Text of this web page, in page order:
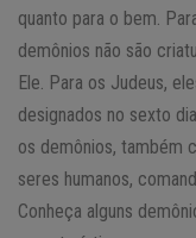
quanto para o bem.
demônios não são
Ele. Para os Judeus,
designados no sexto
os demônios, também
seres humanos,
Conheça alguns